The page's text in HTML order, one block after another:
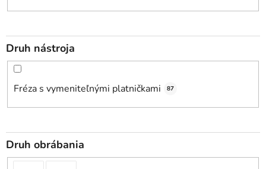
Druh nástroja
Fréza s vymeniteľnými platničkami 87
Druh obrábania